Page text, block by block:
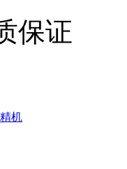
保证
机